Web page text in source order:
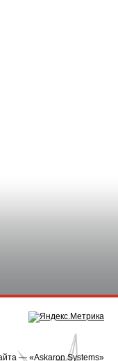
— «Askaron Systems»